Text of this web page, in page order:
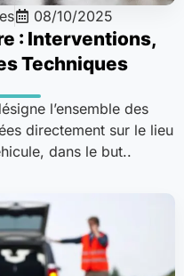
08/10/2025
: Interventions,
Techniques
l’ensemble des
directement sur le lieu
dans le but..